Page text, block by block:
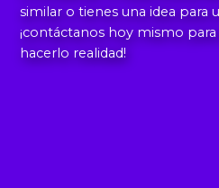
similar o tienes una idea
¡contáctanos hoy mismo
hacerlo realidad!